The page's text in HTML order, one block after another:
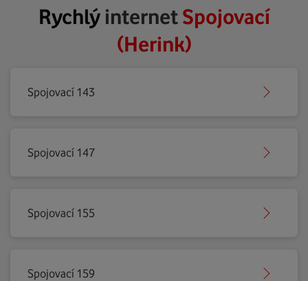
RychlýinternetSpojovací
(Herink)
Spojovací 143
Spojovací 147
Spojovací 155
Spojovací 159